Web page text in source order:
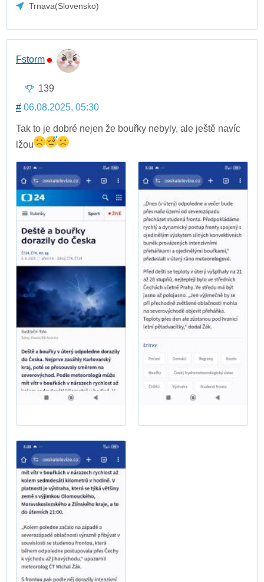
Trnava(Slovensko)
Fstorm
139
# 06.08.2025, 05:30
Tak to je dobré nejen že bouřky nebyly, ale ještě navíc
lžou